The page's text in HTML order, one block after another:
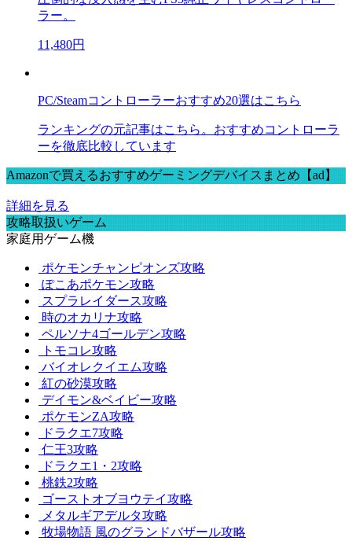
ラー。
11,480円
PC/Steamコントローラーおすすめ20選はこちら
ランキングの元記事はこちら。おすすめコントローラ
ーを徹底比較しています
Amazonで買えるおすすめゲーミングデバイスまとめ【ad】
詳細を見る
攻略取扱いゲーム
家庭用ゲーム機
ポケモンチャンピオンズ攻略
ぽこあポケモン攻略
スプラレイダース攻略
時のオカリナ攻略
ペルソナ4ゴールデン攻略
トモコレ攻略
バイオレクイエム攻略
紅の砂漠攻略
デイモン&ベイビー攻略
ポケモンZA攻略
ドラクエ7攻略
仁王3攻略
ドラクエ1・2攻略
桃鉄2攻略
ゴーストオブヨウテイ攻略
メタルギアデルタ攻略
牧場物語 風のグランドバザール攻略